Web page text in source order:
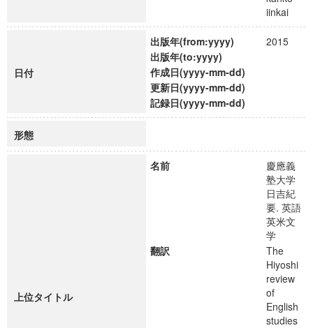
iinkai
日付
出版年(from:yyyy)
2015
出版年(to:yyyy)
作成日(yyyy-mm-dd)
更新日(yyyy-mm-dd)
記録日(yyyy-mm-dd)
形態
上位タイトル
名前
慶應義
塾大学
日吉紀
要. 英語
英米文
学
翻訳
The
Hiyoshi
review
of
English
studies